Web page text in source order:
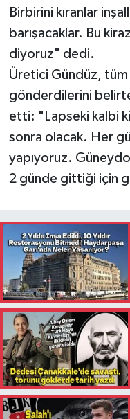
Birbirini kıranlar
barışacaklar. Bu
diyoruz" dedi.
Üretici Gündüz,
gönderdilerini
etti: "Lapseki kalbi
sonra olacak. Her
yapıyoruz.
2 günde gittiği için